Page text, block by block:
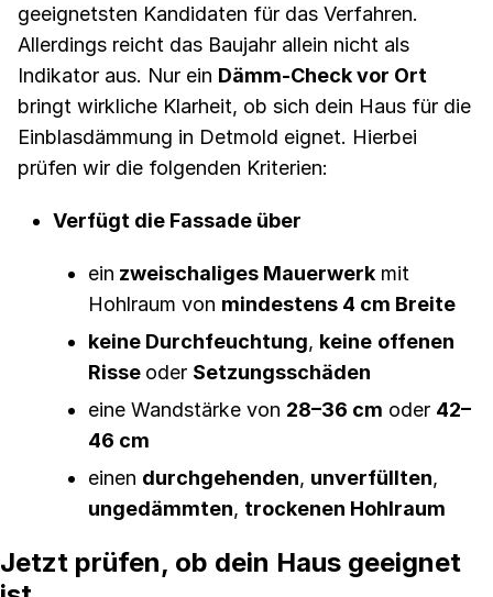
geeignetsten Kandidaten für das Verfahren.
Allerdings reicht das Baujahr allein nicht als
Indikator aus. Nur ein Dämm-Check vor Ort
bringt wirkliche Klarheit, ob sich dein Haus für die
Einblasdämmung in Detmold eignet. Hierbei
prüfen wir die folgenden Kriterien:
Verfügt die Fassade über
ein zweischaliges Mauerwerk mit
Hohlraum von mindestens 4 cm Breite
keine Durchfeuchtung, keine offenen
Risse oder Setzungsschäden
eine Wandstärke von 28–36 cm oder 42–
46 cm
einen durchgehenden, unverfüllten,
ungedämmten, trockenen Hohlraum
Jetzt prüfen, ob dein Haus geeignet